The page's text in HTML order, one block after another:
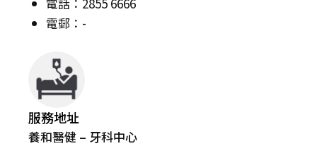
電郵：-
服務地址
養和醫健 – 牙科中心